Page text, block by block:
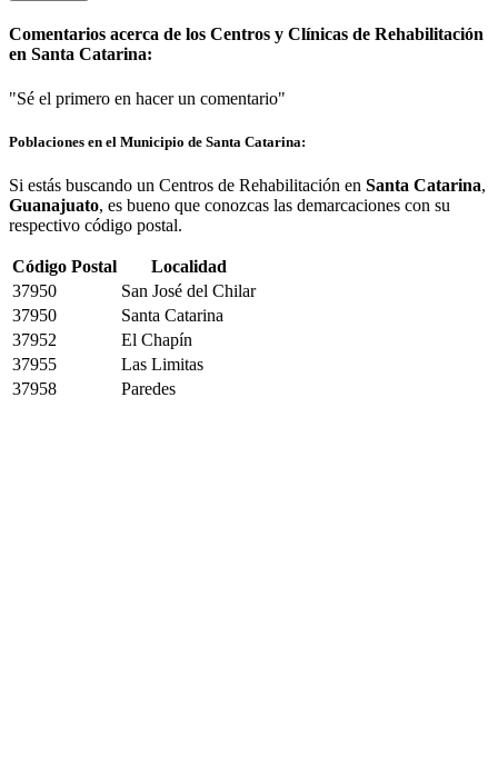
Comentarios acerca de los Centros y Clínicas de Rehabilitación
en Santa Catarina:
"Sé el primero en hacer un comentario"
Poblaciones en el Municipio de Santa Catarina:
Si estás buscando un Centros de Rehabilitación en Santa Catarina,
Guanajuato, es bueno que conozcas las demarcaciones con su
respectivo código postal.
Código Postal
Localidad
37950
San José del Chilar
37950
Santa Catarina
37952
El Chapín
37955
Las Limitas
37958
Paredes